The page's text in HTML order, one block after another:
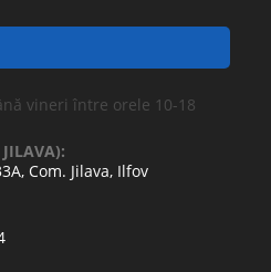
vineri între orele 10-18
Com. Jilava, Ilfov